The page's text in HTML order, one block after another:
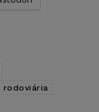
rodoviária